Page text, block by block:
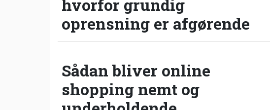
hvorfor grundig
oprensning er afgørende
Sådan bliver online
shopping nemt og